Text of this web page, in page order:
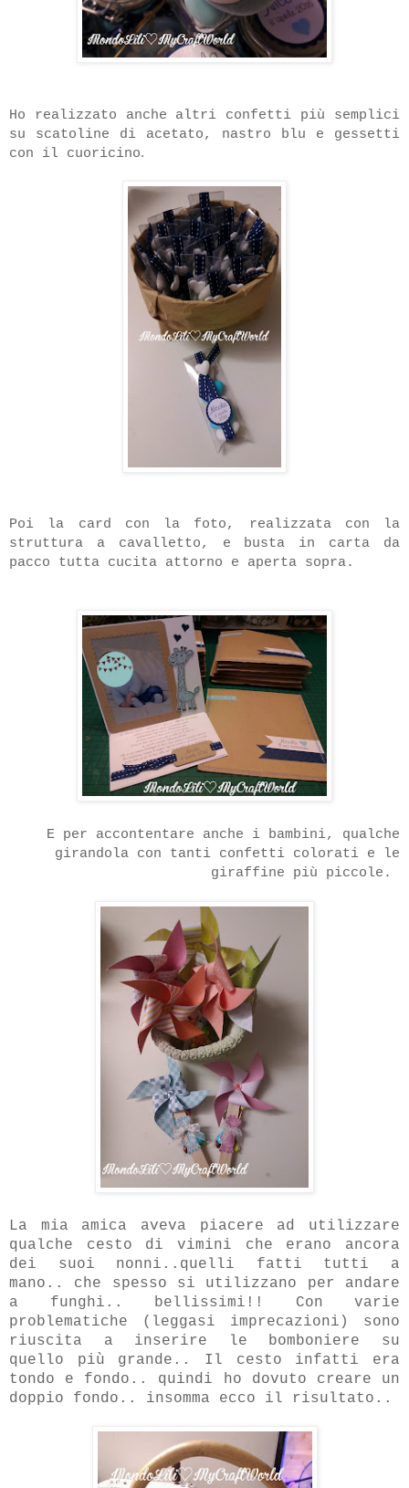
Ho realizzato anche altri confetti più semplici
su scatoline di acetato, nastro blu e gessetti
con il cuoricino.
Poi la card con la foto, realizzata con la
struttura a cavalletto, e busta in carta da
pacco tutta cucita attorno e aperta sopra.
E per accontentare anche i bambini, qualche
girandola con tanti confetti colorati e le
giraffine più piccole.
La mia amica aveva piacere ad utilizzare
qualche cesto di vimini che erano ancora
dei suoi nonni..quelli fatti tutti a
mano.. che spesso si utilizzano per andare
a funghi.. bellissimi!! Con varie
problematiche (leggasi imprecazioni) sono
riuscita a inserire le bomboniere su
quello più grande.. Il cesto infatti era
tondo e fondo.. quindi ho dovuto creare un
doppio fondo.. insomma ecco il risultato..